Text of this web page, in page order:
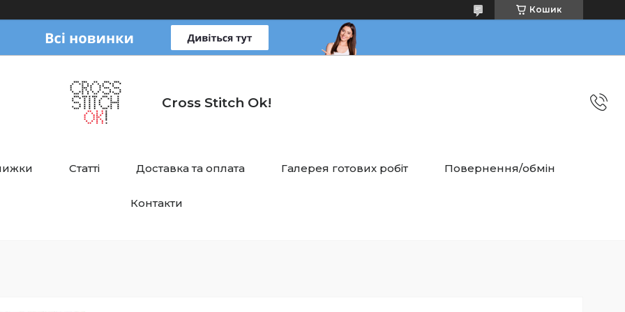
Кошик
Cross Stitch Ok!
Статті Доставка та оплата Галерея готових робіт Повернення/обмін
Контакти